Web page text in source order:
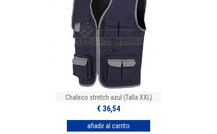
Chaleco stretch azul (Talla XXL)
€ 36,54